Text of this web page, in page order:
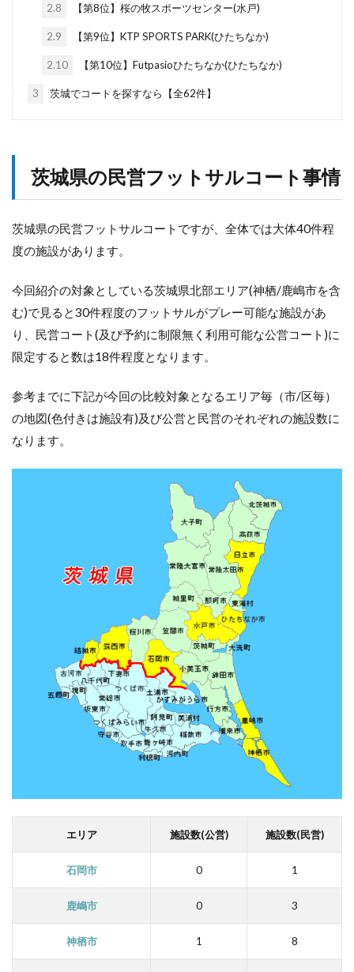
2.8 【第8位】桜の牧スポーツセンター(水戸)
2.9 【第9位】KTP SPORTS PARK(ひたちなか)
2.10 【第10位】Futpasioひたちなか(ひたちなか)
3 茨城でコートを探すなら【全62件】
茨城県の民営フットサルコート事情
茨城県の民営フットサルコートですが、全体では大体40件程
度の施設があります。
今回紹介の対象としている茨城県北部エリア(神栖/鹿嶋市を含
む)で見ると30件程度のフットサルがプレー可能な施設があ
り、民営コート(及び予約に制限無く利用可能な公営コート)に
限定すると数は18件程度となります。
参考までに下記が今回の比較対象となるエリア毎（市/区毎）
の地図(色付きは施設有)及び公営と民営のそれぞれの施設数に
なります。
エリア 施設数(公営) 施設数(民営)
石岡市 0 1
鹿嶋市 0 3
神栖市 1 8